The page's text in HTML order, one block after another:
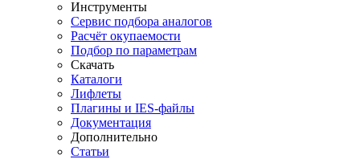
Инструменты
Сервис подбора аналогов
Расчёт окупаемости
Подбор по параметрам
Скачать
Каталоги
Лифлеты
Плагины и IES-файлы
Документация
Дополнительно
Статьи